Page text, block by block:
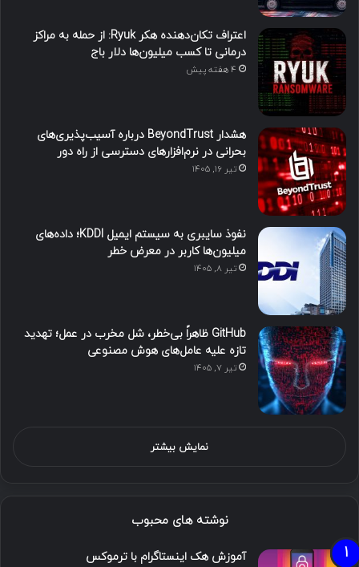
اعتراف تکان‌دهنده هکر Ryuk: از حمله به مراکز
درمانی تا کسب میلیون‌ها دلار باج
4 هفته پیش
هشدار BeyondTrust درباره آسیب‌پذیری‌های
بحرانی در نرم‌افزارهای دسترسی از راه دور
تیر ۱۶, ۱۴۰۵
نفوذ سایبری به سیستم ایمیل KDDI؛ داده‌های
میلیون‌ها کاربر در معرض خطر
تیر ۸, ۱۴۰۵
GitHub ظاهراً بی‌خطر، شل مخرب در عمل؛ تهدید
تازه علیه عامل‌های هوش مصنوعی
تیر ۷, ۱۴۰۵
نمایش بیشتر
نوشته های محبوب
آموزش هک اینستاگرام با ترموکس